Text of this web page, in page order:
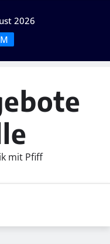
2026
mit Pfiff